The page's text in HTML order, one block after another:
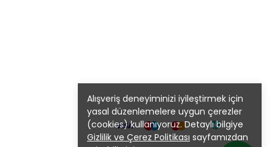
Alışveriş deneyiminizi iyileştirmek için
yasal düzenlemelere uygun çerezler
(cookies) kullanıyoruz. Detaylı bilgiye
Gizlilik ve Çerez Politikası sayfamızdan